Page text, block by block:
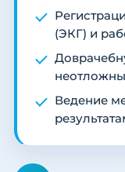
(ЭКГ) и
Ведение